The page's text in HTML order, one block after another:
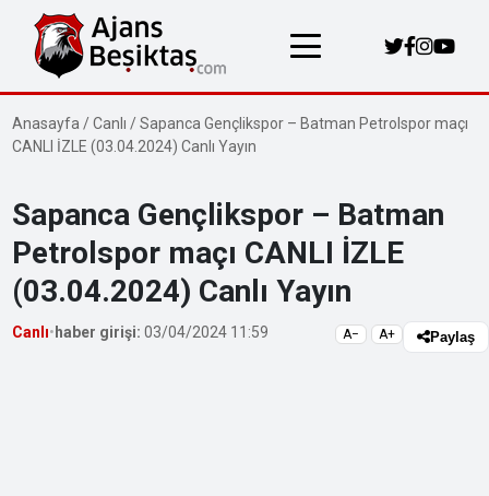
Anasayfa /Canlı /Sapanca Gençlikspor – Batman Petrolspor maçı
CANLI İZLE (03.04.2024) Canlı Yayın
Sapanca Gençlikspor – Batman
Petrolspor maçı CANLI İZLE
(03.04.2024) Canlı Yayın
Canlı• haber girişi: 03/04/2024 11:59 A− A+ Paylaş